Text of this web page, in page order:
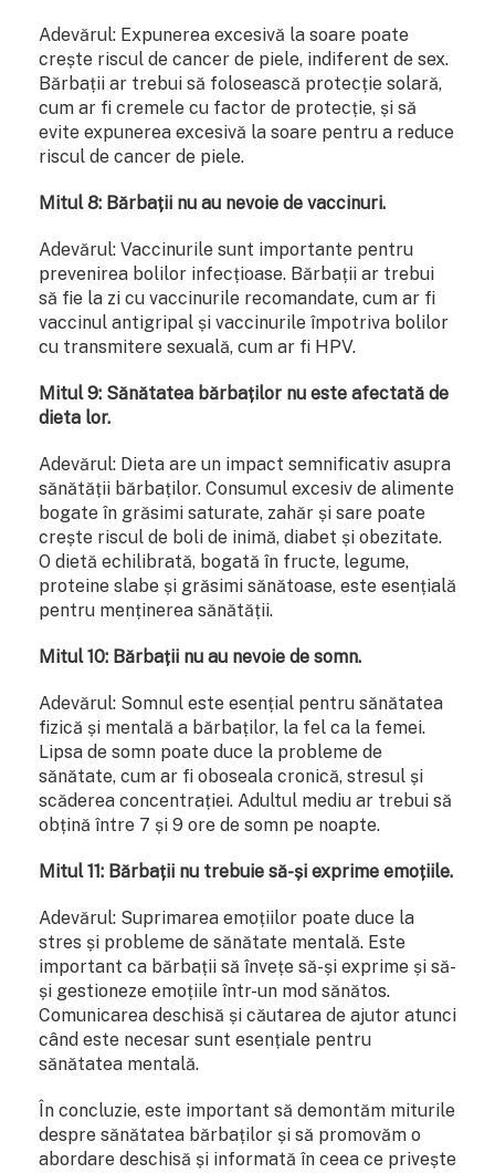
Adevărul: Expunerea excesivă la soare poate
crește riscul de cancer de piele, indiferent de sex.
Bărbații ar trebui să folosească protecție solară,
cum ar fi cremele cu factor de protecție, și să
evite expunerea excesivă la soare pentru a reduce
riscul de cancer de piele.
Mitul 8: Bărbații nu au nevoie de vaccinuri.
Adevărul: Vaccinurile sunt importante pentru
prevenirea bolilor infecțioase. Bărbații ar trebui
să fie la zi cu vaccinurile recomandate, cum ar fi
vaccinul antigripal și vaccinurile împotriva bolilor
cu transmitere sexuală, cum ar fi HPV.
Mitul 9: Sănătatea bărbaților nu este afectată de
dieta lor.
Adevărul: Dieta are un impact semnificativ asupra
sănătății bărbaților. Consumul excesiv de alimente
bogate în grăsimi saturate, zahăr și sare poate
crește riscul de boli de inimă, diabet și obezitate.
O dietă echilibrată, bogată în fructe, legume,
proteine slabe și grăsimi sănătoase, este esențială
pentru menținerea sănătății.
Mitul 10: Bărbații nu au nevoie de somn.
Adevărul: Somnul este esențial pentru sănătatea
fizică și mentală a bărbaților, la fel ca la femei.
Lipsa de somn poate duce la probleme de
sănătate, cum ar fi oboseala cronică, stresul și
scăderea concentrației. Adultul mediu ar trebui să
obțină între 7 și 9 ore de somn pe noapte.
Mitul 11: Bărbații nu trebuie să-și exprime emoțiile.
Adevărul: Suprimarea emoțiilor poate duce la
stres și probleme de sănătate mentală. Este
important ca bărbații să învețe să-și exprime și să-
și gestioneze emoțiile într-un mod sănătos.
Comunicarea deschisă și căutarea de ajutor atunci
când este necesar sunt esențiale pentru
sănătatea mentală.
În concluzie, este important să demontăm miturile
despre sănătatea bărbaților și să promovăm o
abordare deschisă și informată în ceea ce privește